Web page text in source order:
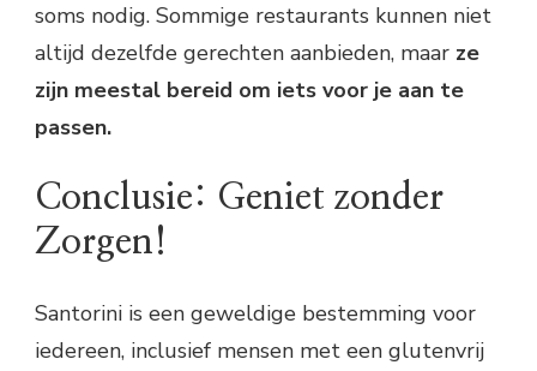
soms nodig. Sommige restaurants kunnen niet
altijd dezelfde gerechten aanbieden, maar ze
zijn meestal bereid om iets voor je aan te
passen.
Conclusie: Geniet zonder
Zorgen!
Santorini is een geweldige bestemming voor
iedereen, inclusief mensen met een glutenvrij